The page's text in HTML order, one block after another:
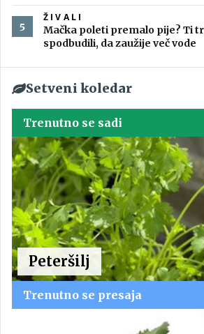
ŽIVALI
Mačka poleti premalo pije? Ti
spodbudili, da zaužije več vode
Setveni koledar
Trenutno se sadi
Peteršilj
Trenutno se presaja